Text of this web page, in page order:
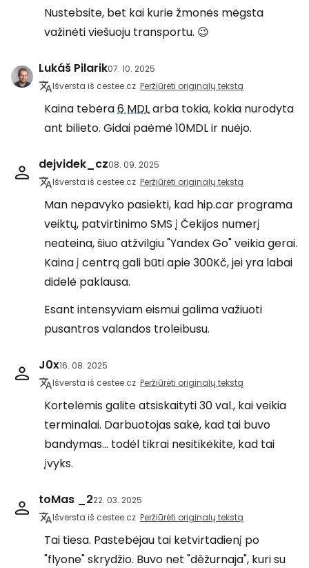
Nustebsite, bet kai kurie žmonės mėgsta
važinėti viešuoju transportu. 😉
Lukáš Pilarik07. 10. 2025
Išversta iš cestee.cz Peržiūrėti originalų tekstą
Kaina tebėra6 MDLarba tokia, kokia nurodyta
ant bilieto. Gidai paėmė 10MDL ir nuėjo.
dejvidek_cz08. 09. 2025
Išversta iš cestee.cz Peržiūrėti originalų tekstą
Man nepavyko pasiekti, kad hip.car programa
veiktų, patvirtinimo SMS į Čekijos numerį
neateina, šiuo atžvilgiu "Yandex Go" veikia gerai.
Kaina į centrą gali būti apie 300Kč, jei yra labai
didelė paklausa.
Esant intensyviam eismui galima važiuoti
pusantros valandos troleibusu.
J0x16. 08. 2025
Išversta iš cestee.cz Peržiūrėti originalų tekstą
Kortelėmis galite atsiskaityti 30 val., kai veikia
terminalai. Darbuotojas sakė, kad tai buvo
bandymas... todėl tikrai nesitikėkite, kad tai
įvyks.
toMas _222. 03. 2025
Išversta iš cestee.cz Peržiūrėti originalų tekstą
Tai tiesa. Pastebėjau tai ketvirtadienį po
"flyone" skrydžio. Buvo net "děžurnaja", kuri su